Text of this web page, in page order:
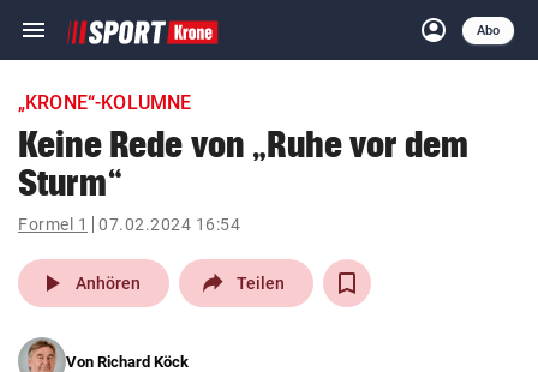
menu Navigation
ein-/ausklappen
account_circle
Anmelden
Abo
close Schließen
account_circle Anmelden
pin_drop
Wien arrow_right
„KRONE“-KOLUMNE
Keine Rede von „Ruhe vor dem
Sturm“
Formel 1 07.02.2024 16:54
play_arrow Anhören Teilen
Von Richard Köck